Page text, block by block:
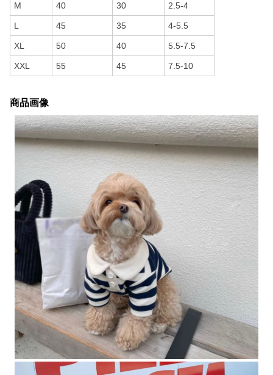
M 40 30 2.5-4
L 45 35 4-5.5
XL 50 40 5.5-7.5
XXL 55 45 7.5-10
商品画像